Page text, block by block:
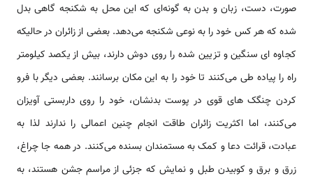
صورت، دست، زبان و بدن به گونه‌ای که این محل به شکنجه گاهی بدل
شده که هر کس خود را به نوعی شکنجه می‌دهد. بعضی از زائران در حالیکه
کجاوه ای سنگین و تزیین شده را روی دوش دارند، بیش از یکصد کیلومتر
راه را پیاده طی می‌کنند تا خود را به این مکان برسانند. بعضی دیگر با فرو
کردن چنگک های قوی در پوست بدنشان، خود را روی داربستی آویزان
می‌کنند، اما اکثریت زائران طاقت انجام چنین اعمالی را ندارند لذا به
عبادت، قرائت دعا و کمک به مستمندان بسنده می‌کنند. در همه جا چراغ،
زرق و برق و کوبیدن طبل و نمایش که جزئی از مراسم جشن هستند، به